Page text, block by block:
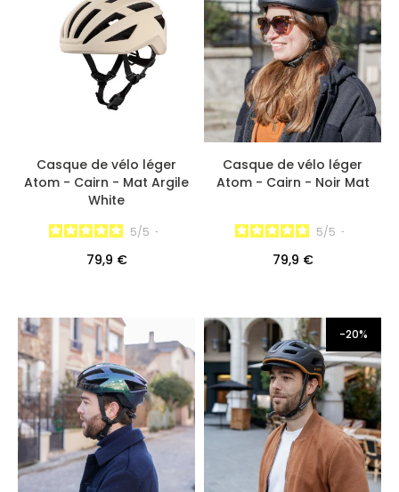
Casque de vélo léger
Atom - Cairn - Mat Argile
White
5/5 -
79,9 €
Casque de vélo léger
Atom - Cairn - Noir Mat
5/5 -
79,9 €
-20%